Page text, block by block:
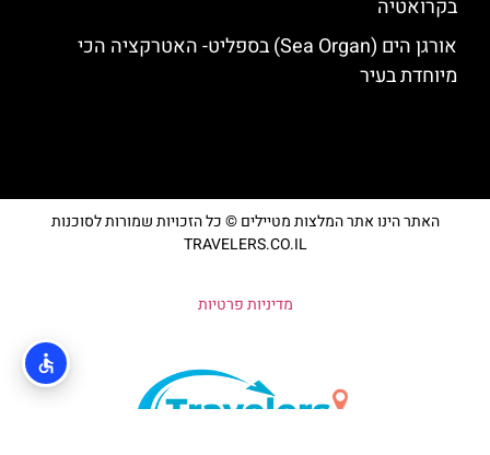
בקרואטיה
אורגן הים (Sea Organ) בספליט- האטרקציה הכי
מיוחדת בעיר
האתר הינו אתר המלצות מטיילים © כל הזכויות שמורות לסוכנות
TRAVELERS.CO.IL
מדיניות פרטיות